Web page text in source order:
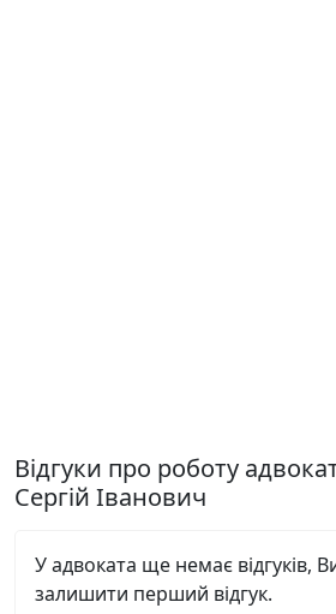
Відгуки про роботу
Сергій Іванович
У адвоката ще немає відгуків,
залишити перший відгук.